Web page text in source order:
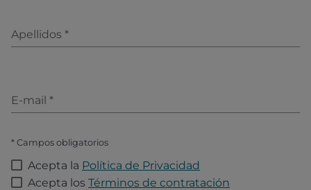
Apellidos *
E-mail *
* Campos obligatorios
Acepta la Política de Privacidad
Acepta los Términos de contratación